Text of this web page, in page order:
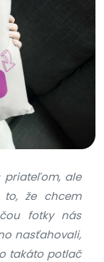
priateľom, ale
že chcem
fotky nás
nasťahovali,
takáto potlač